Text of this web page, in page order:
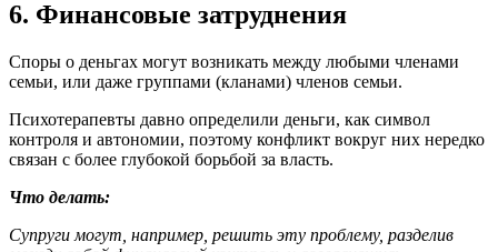
6. Финансовые затруднения
Споры о деньгах могут возникать между любыми членами
семьи, или даже группами (кланами) членов семьи.
Психотерапевты давно определили деньги, как символ
контроля и автономии, поэтому конфликт вокруг них нередко
связан с более глубокой борьбой за власть.
Что делать:
Супруги могут, например, решить эту проблему, разделив